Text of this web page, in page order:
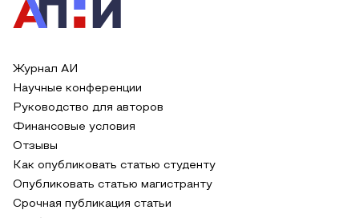
Журнал АИ
Научные конференции
Руководство для авторов
Финансовые условия
Отзывы
Как опубликовать статью студенту
Опубликовать статью магистранту
Срочная публикация статьи